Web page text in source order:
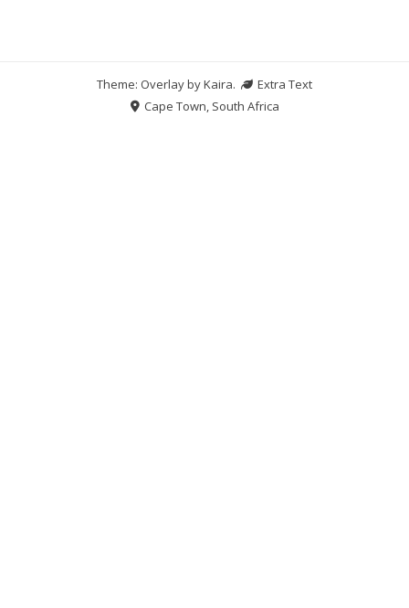
Theme: Overlay byKaira.
Extra Text
Cape Town, South Africa